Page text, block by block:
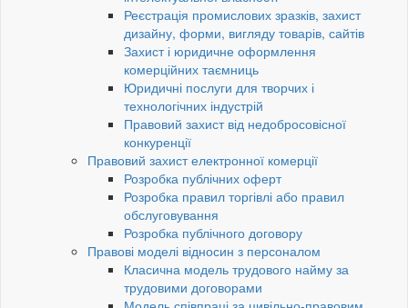
Реєстрація промислових зразків, захист
дизайну, форми, вигляду товарів, сайтів
Захист і юридичне оформлення
комерційних таємниць
Юридичні послуги для творчих і
технологічних індустрій
Правовий захист від недобросовісної
конкуренції
Правовий захист електронної комерції
Розробка публічних оферт
Розробка правил торгівлі або правил
обслуговування
Розробка публічного договору
Правові моделі відносин з персоналом
Класична модель трудового найму за
трудовими договорами